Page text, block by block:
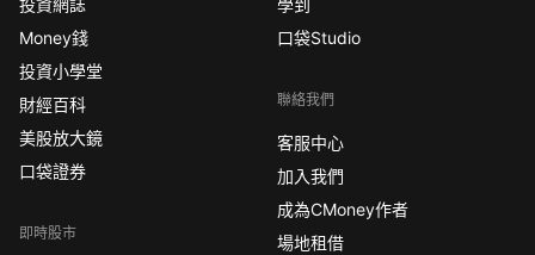
Money錢
投資小學堂
財經百科
美股放大鏡
口袋證券
即時股市
口袋Studio
聯絡我們
客服中心
加入我們
成為CMoney作者
場地租借